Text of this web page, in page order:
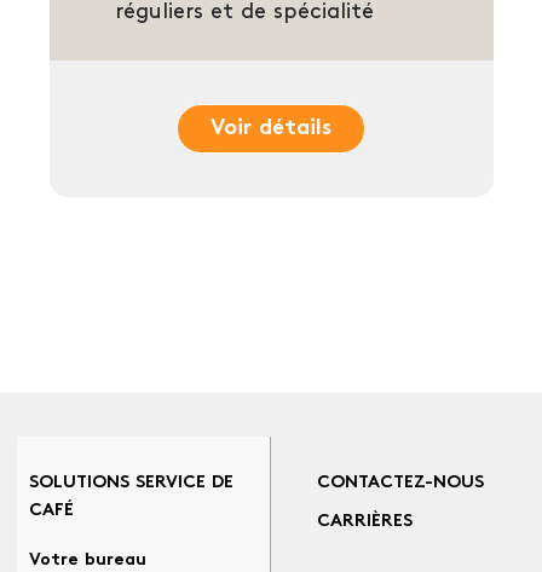
réguliers et de spécialité
Voir détails
SOLUTIONS SERVICE DE
CAFÉ
Votre bureau
CONTACTEZ-NOUS
CARRIÈRES